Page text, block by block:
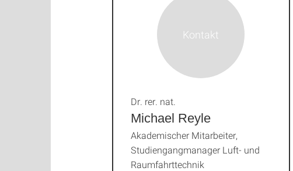
Michael Reyle
Dr. rer. nat.
Akademischer Mitarbeiter,
Studiengangmanager Luft- und
Raumfahrttechnik